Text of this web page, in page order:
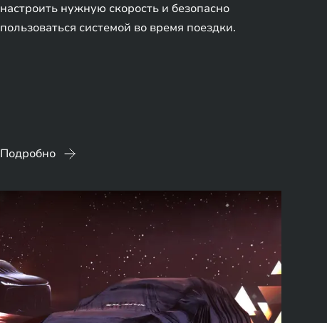
настроить нужную скорость и безопасно
пользоваться системой во время поездки.
Подробно